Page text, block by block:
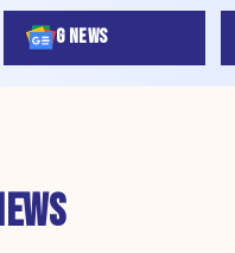
G NEWS